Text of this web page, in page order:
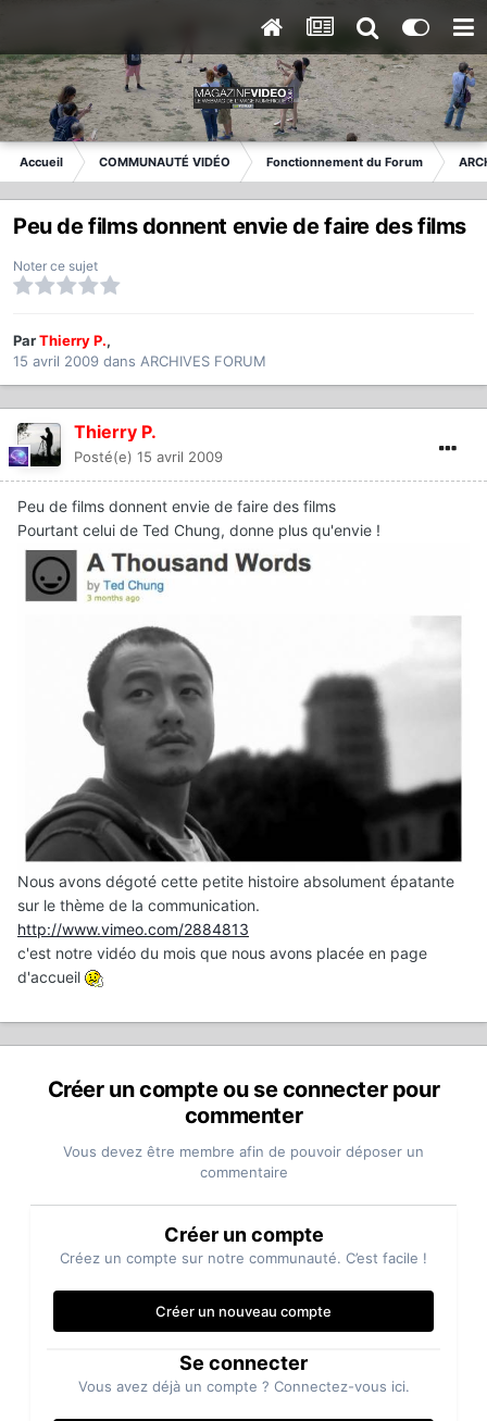
Accueil COMMUNAUTÉ VIDÉO Fonctionnement du Forum
Peu de films donnent envie de faire des films
Noter ce sujet
ParThierry P.,
15 avril 2009 dans ARCHIVES FORUM
Thierry P.
Posté(e) 15 avril 2009
Peu de films donnent envie de faire des films
Pourtant celui de Ted Chung, donne plus qu'envie !
Nous avons dégoté cette petite histoire absolument épatante
sur le thème de la communication.
http://www.vimeo.com/2884813
c'est notre vidéo du mois que nous avons placée en page
d'accueil
Créer un compte ou se connecter pour
commenter
Vous devez être membre afin de pouvoir déposer un
commentaire
Créer un compte
Créez un compte sur notre communauté. C’est facile !
Créer un nouveau compte
Se connecter
Vous avez déjà un compte ? Connectez-vous ici.